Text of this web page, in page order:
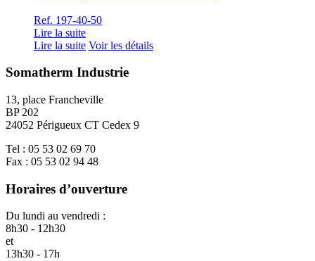
Ref. 197-40-50
Lire la suite
Lire la suite Voir les détails
Somatherm Industrie
13, place Francheville
BP 202
24052 Périgueux CT Cedex 9
Tel : 05 53 02 69 70
Fax : 05 53 02 94 48
Horaires d’ouverture
Du lundi au vendredi :
8h30 - 12h30
et
13h30 - 17h